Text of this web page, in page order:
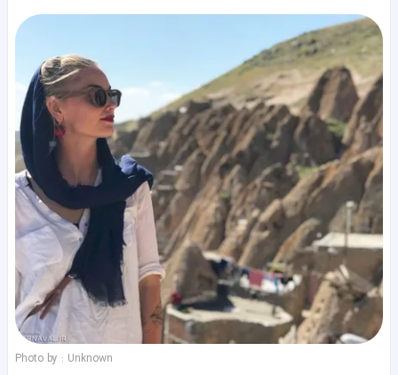
Photo by : Unknown